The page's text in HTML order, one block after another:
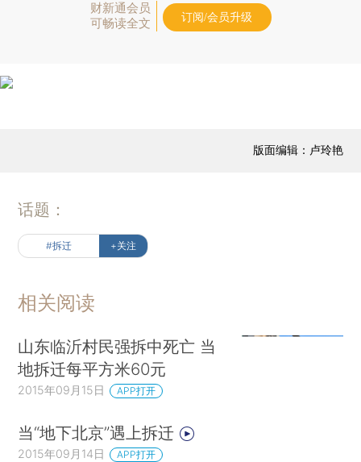
财新通会员
可畅读全文
订阅/会员升级
版面编辑：卢玲艳
话题：
#拆迁 +关注
相关阅读
山东临沂村民强拆中死亡 当
地拆迁每平方米60元
2015年09月15日 APP打开
当“地下北京”遇上拆迁
2015年09月14日 APP打开